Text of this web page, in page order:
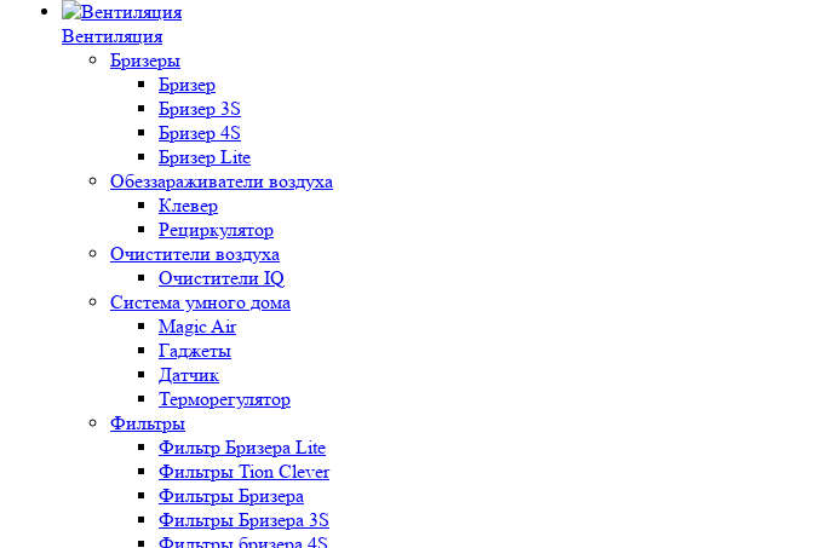
Вентиляция
Бризеры
Бризер
Бризер 3S
Бризер 4S
Бризер Lite
Обеззараживатели воздуха
Клевер
Рециркулятор
Очистители воздуха
Очистители IQ
Система умного дома
Magic Air
Гаджеты
Датчик
Терморегулятор
Фильтры
Фильтр Бризера Lite
Фильтры Tion Clever
Фильтры Бризера
Фильтры Бризера 3S